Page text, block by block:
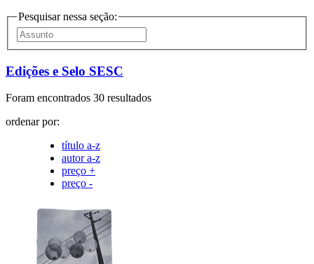
Pesquisar nessa seção:
Edições e Selo SESC
Foram encontrados 30 resultados
ordenar por:
título a-z
autor a-z
preço +
preço -